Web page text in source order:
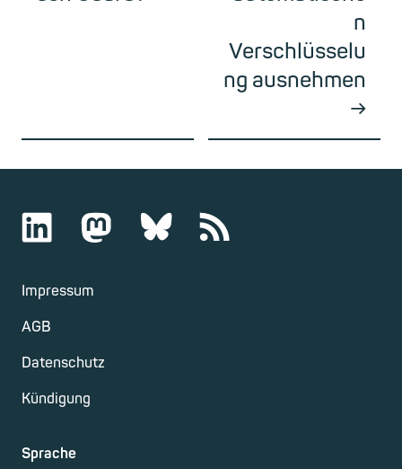
n
Verschlüsselu
ng ausnehmen
Impressum
AGB
Datenschutz
Kündigung
Sprache